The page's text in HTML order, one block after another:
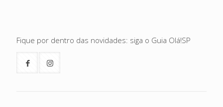
Fique por dentro das novidades: siga o Guia Olá!SP